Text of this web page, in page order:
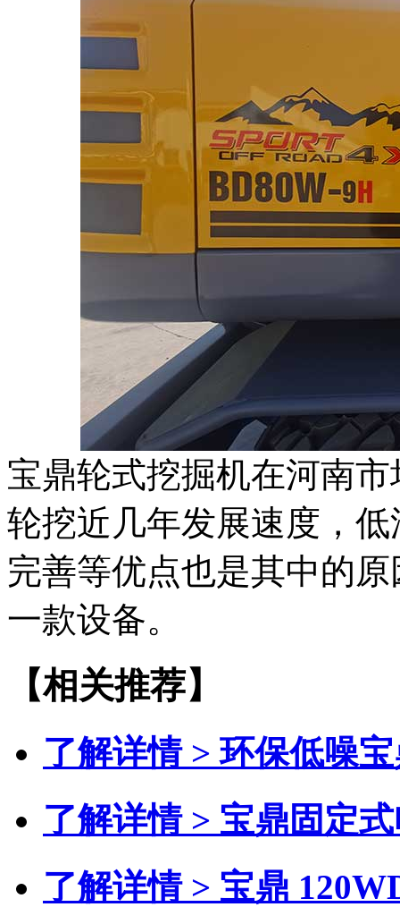
宝鼎轮式挖掘机在河南
轮挖近几年发展速度，
完善等优点也是其中的
一款设备。
【相关推荐】
了解详情 >环保低噪
了解详情 > 宝鼎固定
了解详情 > 宝鼎